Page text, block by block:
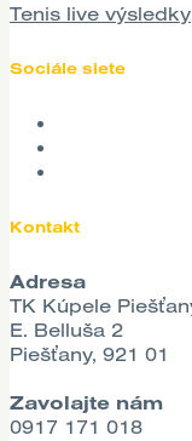
Tenis live výsledky
Sociále siete
Kontakt
Adresa
TK Kúpele
E. Belluša 2
Piešťany, 921 01
Zavolajte nám
0917 171 018